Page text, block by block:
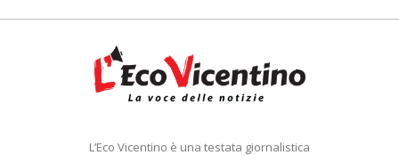
L’Eco Vicentino è una testata giornalistica